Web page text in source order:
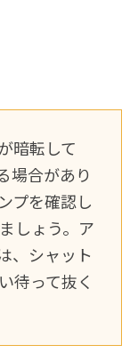
暗転して
場合があり
プを確認し
しょう。ア
、シャット
待って抜く